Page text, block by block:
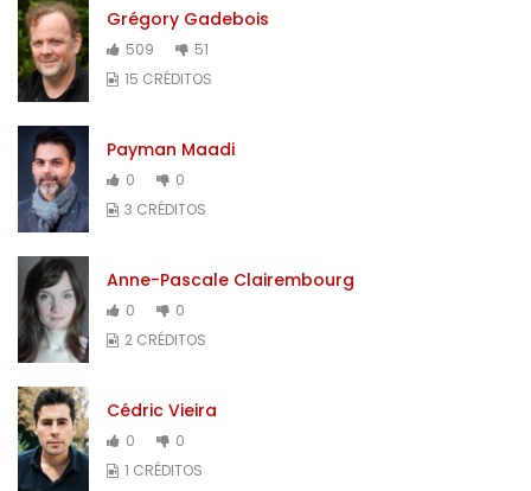
Grégory Gadebois
509
51
15 CRÉDITOS
Payman Maadi
0
0
3 CRÉDITOS
Anne-Pascale Clairembourg
0
0
2 CRÉDITOS
Cédric Vieira
0
0
1 CRÉDITOS